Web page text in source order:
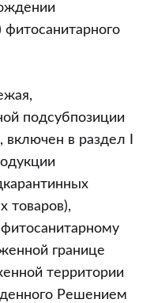
фитосанитарного
подсубпозиции
в раздел I
товаров),
границе
территории
Решением